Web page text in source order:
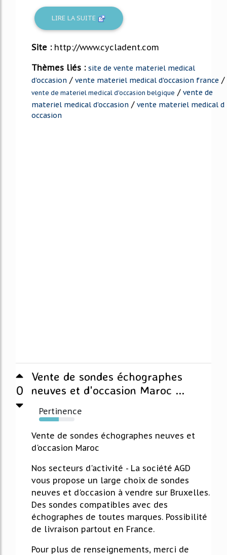
LIRE LA SUITE
Site : http://www.cycladent.com
Thèmes liés : site de vente materiel medical
d'occasion / vente materiel medical d'occasion france /
vente de materiel medical d'occasion belgique / vente de
materiel medical d'occasion / vente materiel medical d
occasion
0
Vente de sondes échographes
neuves et d'occasion Maroc ...
Pertinence
55%
Vente de sondes échographes neuves et
d'occasion Maroc
Nos secteurs d'activité - La société AGD
vous propose un large choix de sondes
neuves et d'occasion à vendre sur Bruxelles.
Des sondes compatibles avec des
échographes de toutes marques. Possibilité
de livraison partout en France.
Pour plus de renseignements, merci de